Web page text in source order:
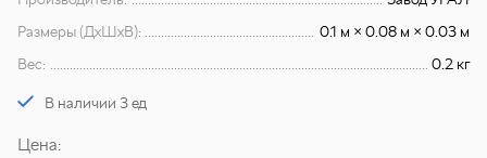
Размеры (ДхШхВ):
0.1 м × 0.08 м × 0.03 м
Вес:
0.2 кг
В наличии 3 ед
Цена: